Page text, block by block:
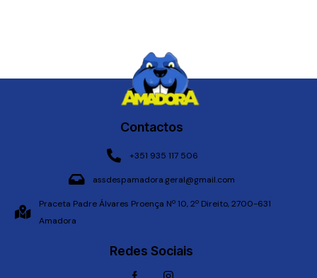
Contactos
+351 935 117 506
assdespamadora.geral@gmail.com
Praceta Padre Álvares Proença Nº 10, 2º Direito, 2700-631
Amadora
Redes Sociais